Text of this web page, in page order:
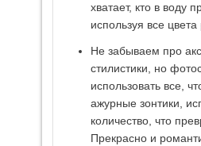
хватает, кто в воду
используя все цвета
Не забываем про
стилистики, но
использовать все,
ажурные зонтики,
количество, что
Прекрасно и